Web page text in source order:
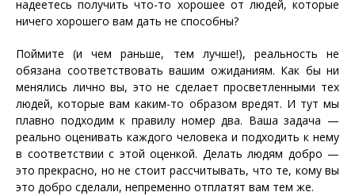
надеетесь получить что-то хорошее от людей, которые
ничего хорошего вам дать не способны?
Поймите (и чем раньше, тем лучше!), реальность не
обязана соответствовать вашим ожиданиям. Как бы ни
менялись лично вы, это не сделает просветленными тех
людей, которые вам каким-то образом вредят. И тут мы
плавно подходим к правилу номер два. Ваша задача —
реально оценивать каждого человека и подходить к нему
в соответствии с этой оценкой. Делать людям добро —
это прекрасно, но не стоит рассчитывать, что те, кому вы
это добро сделали, непременно отплатят вам тем же.